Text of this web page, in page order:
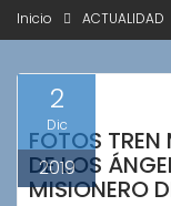
Inicio ACTUALIDAD
2
Dic
2019
FOTOS
DE LOS
MISIONERO